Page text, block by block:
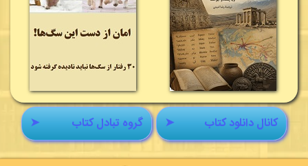
➤ گروه تبادل کتاب ➤ کانال دانلود کتاب